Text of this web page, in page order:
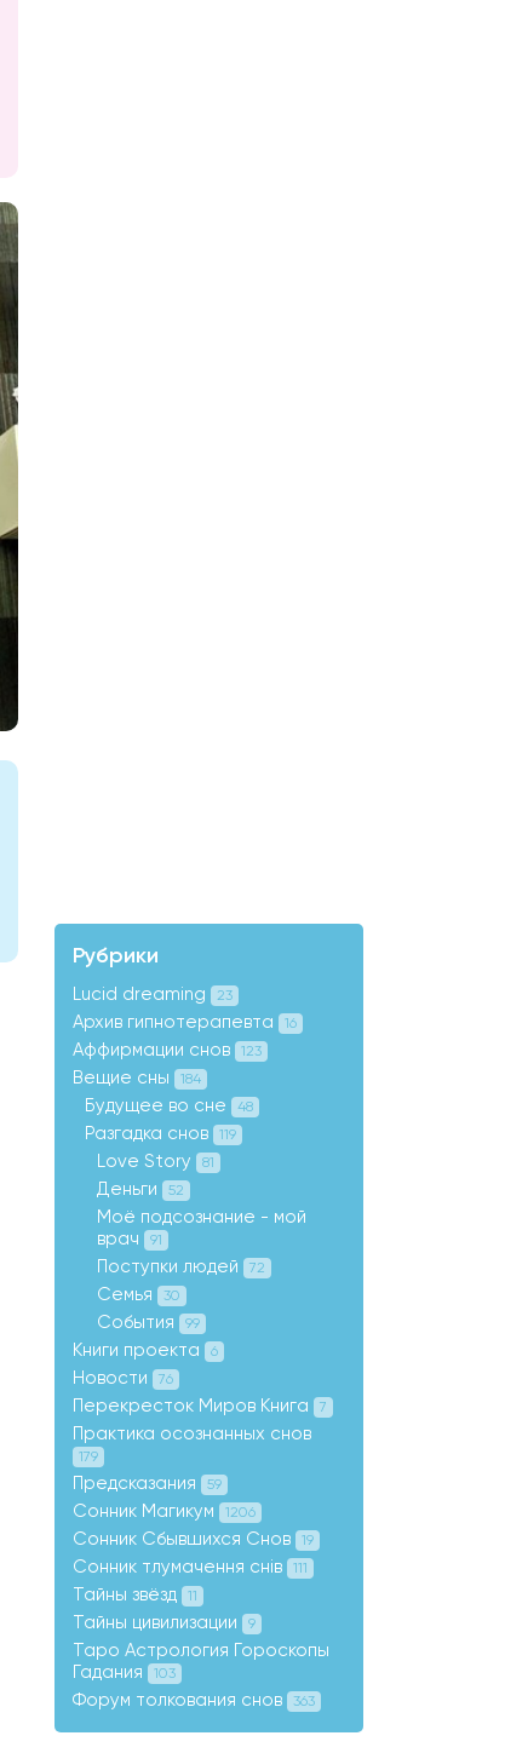
Рубрики
Lucid dreaming 23
Архив гипнотерапевта 16
Аффирмации снов 123
Вещие сны 184
Будущее во сне 48
Разгадка снов 119
Love Story 81
Деньги 52
Моё подсознание - мой
врач
91
Поступки людей 72
Семья 30
События 99
Книги проекта 6
Новости 76
Перекресток Миров Книга 7
Практика осознанных снов
179
Предсказания 59
Сонник Магикум 1206
Сонник Сбывшихся Снов 19
Сонник тлумачення снів 111
Тайны звёзд 11
Тайны цивилизации 9
Таро Астрология Гороскопы
Гадания
103
Форум толкования снов 363